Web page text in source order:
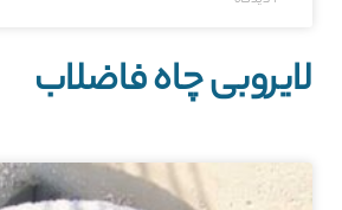
لایروبی چاه فاضلاب